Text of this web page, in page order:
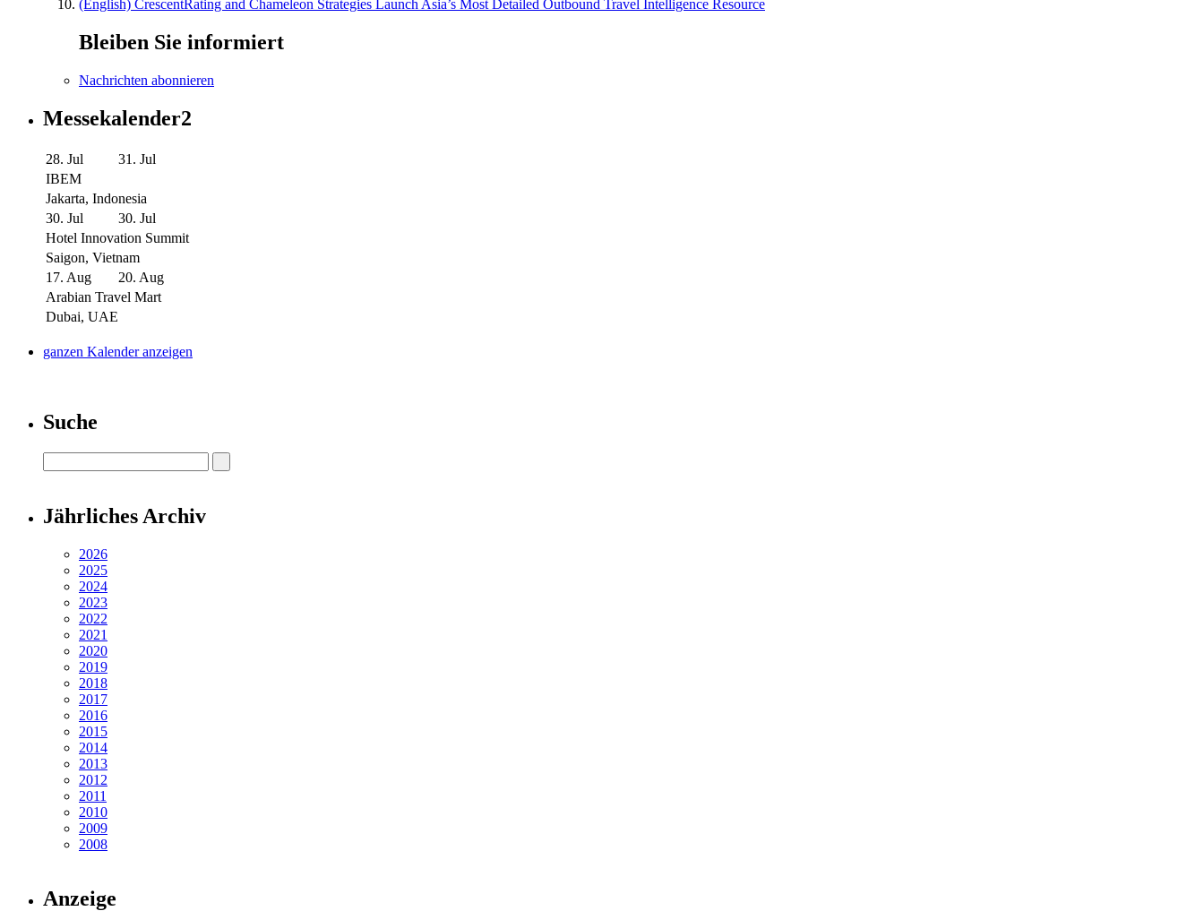
(English) CrescentRating and Chameleon Strategies Launch Asia’s Most Detailed Outbound Travel Intelligence Resource
Bleiben Sie informiert
Nachrichten abonnieren
Messekalender2
28. Jul
31. Jul
IBEM
Jakarta, Indonesia
30. Jul
30. Jul
Hotel Innovation Summit
Saigon, Vietnam
17. Aug
20. Aug
Arabian Travel Mart
Dubai, UAE
ganzen Kalender anzeigen
Suche
Jährliches Archiv
2026
2025
2024
2023
2022
2021
2020
2019
2018
2017
2016
2015
2014
2013
2012
2011
2010
2009
2008
Anzeige